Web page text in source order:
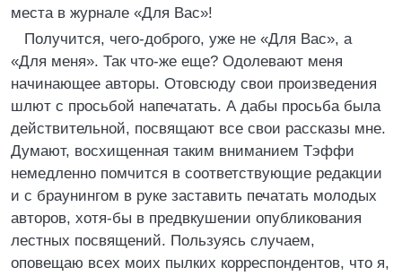
места в журнале «Для Вас»!
Получится, чего-доброго, уже не «Для Вас», а
«Для меня». Так что-же еще? Одолевают меня
начинающее авторы. Отовсюду свои произведения
шлют с просьбой напечатать. А дабы просьба была
действительной, посвящают все свои рассказы мне.
Думают, восхищенная таким вниманием Тэффи
немедленно помчится в соответствующие редакции
и с браунингом в руке заставить печатать молодых
авторов, хотя-бы в предвкушении опубликования
лестных посвящений. Пользуясь случаем,
оповещаю всех моих пылких корреспондентов, что я,